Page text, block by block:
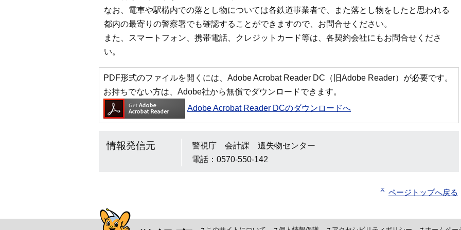
なお、電車や駅構内での落とし物については各鉄道事業者で、また落とし物をしたと思われる
都内の最寄りの警察署でも確認することができますので、お問合せください。
また、スマートフォン、携帯電話、クレジットカード等は、各契約会社にもお問合せくださ
い。
PDF形式のファイルを開くには、Adobe Acrobat Reader DC（旧Adobe Reader）が必要です。
お持ちでない方は、Adobe社から無償でダウンロードできます。
Adobe Acrobat Reader DCのダウンロードへ
情報発信元
警視庁 会計課 遺失物センター
電話：0570-550-142
ページトップへ戻る